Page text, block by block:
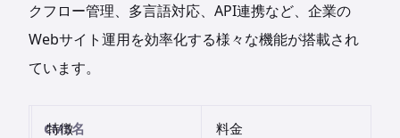
クフロー管理、多言語対応、API連携など、企業の
Webサイト運用を効率化する様々な機能が搭載され
ています。
CMS名
特徴 料金